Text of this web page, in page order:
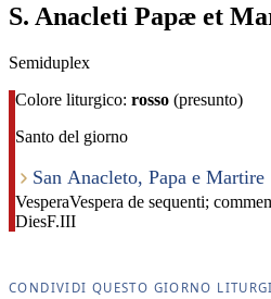
S. Anacleti Papæ et
Semiduplex
Colore liturgico: rosso (presunto)
Santo del giorno
San Anacleto, Papa e Martire
VesperaVespera de sequenti;
DiesF.III
CONDIVIDI QUESTO GIORNO